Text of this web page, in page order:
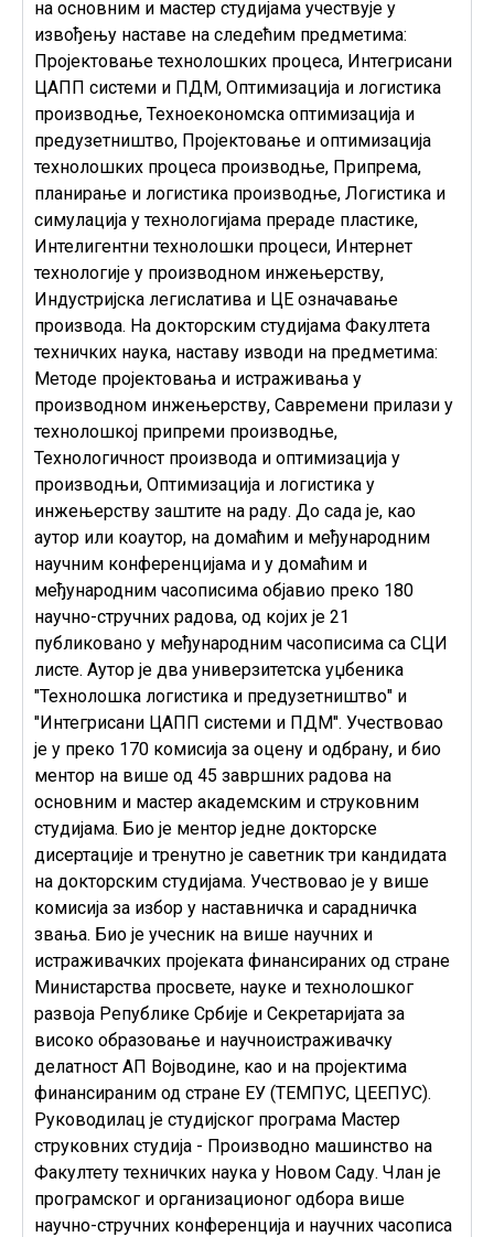
на основним и мастер студијама учествује у
извођењу наставе на следећим предметима:
Пројектовање технолошких процеса, Интегрисани
ЦАПП системи и ПДМ, Оптимизација и логистика
производње, Техноекономска оптимизација и
предузетништво, Пројектовање и оптимизација
технолошких процеса производње, Припрема,
планирање и логистика производње, Логистика и
симулација у технологијама прераде пластике,
Интелигентни технолошки процеси, Интернет
технологије у производном инжењерству,
Индустријска легислатива и ЦЕ означавање
производа. На докторским студијама Факултета
техничких наука, наставу изводи на предметима:
Методе пројектовања и истраживања у
производном инжењерству, Савремени прилази у
технолошкој припреми производње,
Технологичност производа и оптимизација у
производњи, Оптимизација и логистика у
инжењерству заштите на раду. До сада је, као
аутор или коаутор, на домаћим и међународним
научним конференцијама и у домаћим и
међународним часописима објавио преко 180
научно-стручних радова, од којих је 21
публиковано у међународним часописима са СЦИ
листе. Аутор је два универзитетска уџбеника
"Технолошка логистика и предузетништво" и
"Интегрисани ЦАПП системи и ПДМ". Учествовао
је у преко 170 комисија за оцену и одбрану, и био
ментор на више од 45 завршних радова на
основним и мастер академским и струковним
студијама. Био је ментор једне докторске
дисертације и тренутно је саветник три кандидата
на докторским студијама. Учествовао је у више
комисија за избор у наставничка и сарадничка
звања. Био је учесник на више научних и
истраживачких пројеката финансираних од стране
Министарства просвете, науке и технолошког
развоја Републике Србије и Секретаријата за
високо образовање и научноистраживачку
делатност АП Војводине, као и на пројектима
финансираним од стране ЕУ (ТЕМПУС, ЦЕЕПУС).
Руководилац је студијског програма Мастер
струковних студија - Производно машинство на
Факултету техничких наука у Новом Саду. Члан је
програмског и организационог одбора више
научно-стручних конференција и научних часописа